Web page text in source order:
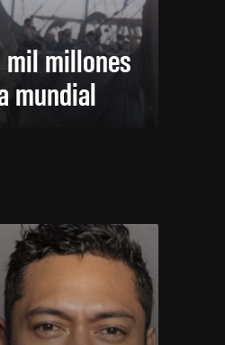
mil millones
mundial